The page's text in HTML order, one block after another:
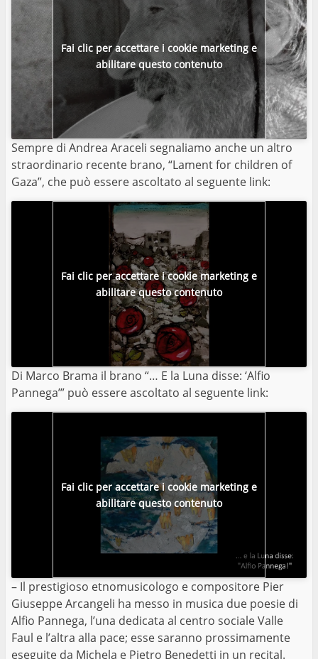
Fai clic per accettare i cookie marketing e
abilitare questo contenuto
Sempre di Andrea Araceli segnaliamo anche un altro
straordinario recente brano, “Lament for children of
Gaza”, che può essere ascoltato al seguente link:
Fai clic per accettare i cookie marketing e
abilitare questo contenuto
Di Marco Brama il brano “… E la Luna disse: ‘Alfio
Pannega’” può essere ascoltato al seguente link:
Fai clic per accettare i cookie marketing e
abilitare questo contenuto
– Il prestigioso etnomusicologo e compositore Pier
Giuseppe Arcangeli ha messo in musica due poesie di
Alfio Pannega, l’una dedicata al centro sociale Valle
Faul e l’altra alla pace; esse saranno prossimamente
eseguite da Michela e Pietro Benedetti in un recital.